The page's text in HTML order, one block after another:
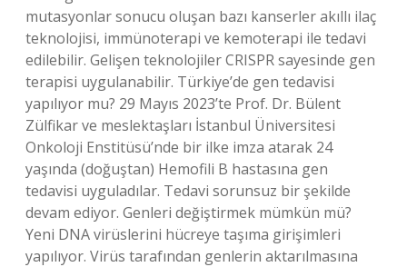
mutasyonlar sonucu oluşan bazı kanserler akıllı ilaç
teknolojisi, immünoterapi ve kemoterapi ile tedavi
edilebilir. Gelişen teknolojiler CRISPR sayesinde gen
terapisi uygulanabilir. Türkiye’de gen tedavisi
yapılıyor mu? 29 Mayıs 2023’te Prof. Dr. Bülent
Zülfikar ve meslektaşları İstanbul Üniversitesi
Onkoloji Enstitüsü’nde bir ilke imza atarak 24
yaşında (doğuştan) Hemofili B hastasına gen
tedavisi uyguladılar. Tedavi sorunsuz bir şekilde
devam ediyor. Genleri değiştirmek mümkün mü?
Yeni DNA virüslerini hücreye taşıma girişimleri
yapılıyor. Virüs tarafından genlerin aktarılmasına